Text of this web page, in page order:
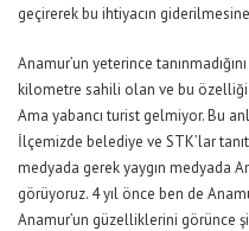
geçirerek bu ihtiyacın
Anamur’un yeterince
kilometre sahili olan ve bu özelliği
Ama yabancı turist gelmiyor. Bu
İlçemizde belediye ve STK’lar
medyada gerek yaygın medyada
görüyoruz. 4 yıl önce ben de
Anamur’un güzelliklerini görünce